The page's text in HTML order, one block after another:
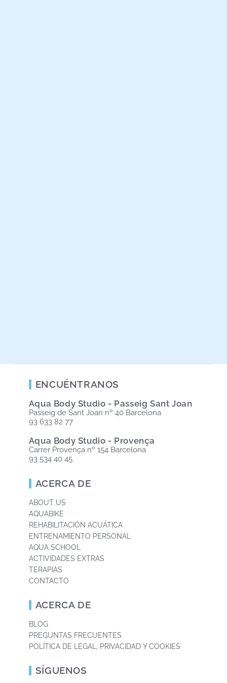
ENCUÉNTRANOS
Aqua Body Studio - Passeig Sant Joan
Passeig de Sant Joan nº 40 Barcelona
93 633 82 77
Aqua Body Studio - Provença
Carrer Provença nº 154 Barcelona
93 534 40 45
ACERCA DE
ABOUT US
AQUABIKE
REHABILITACIÓN ACUÁTICA
ENTRENAMIENTO PERSONAL
AQUA SCHOOL
ACTIVIDADES EXTRAS
TERAPIAS
CONTACTO
ACERCA DE
BLOG
PREGUNTAS FRECUENTES
POLÍTICA DE LEGAL, PRIVACIDAD Y COOKIES
SÍGUENOS